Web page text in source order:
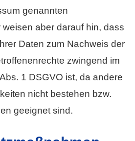
genannten
weisen aber darauf hin, dass
Daten zum Nachweis der
zwingend im
1 DSGVO ist, da andere
nicht bestehen bzw.
geeignet sind.